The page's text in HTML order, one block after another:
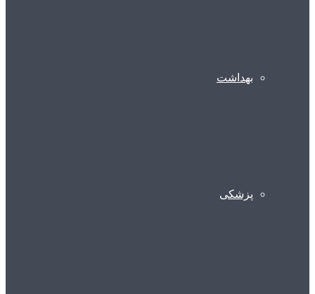
بهداشت
پزشکی